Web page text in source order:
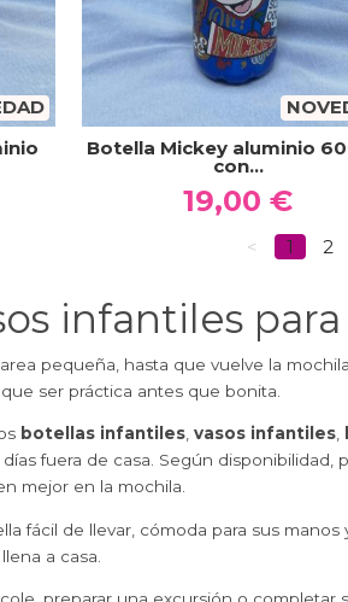
Botella Mickey aluminio
con...
19,00 €
< 1 2
infantiles
pequeña, hasta que vuelve la
ser práctica antes que bonita.
botellas infantiles, vasos infantiles,
fuera de casa. Según
mejor en la mochila.
fácil de llevar, cómoda para sus
a casa.